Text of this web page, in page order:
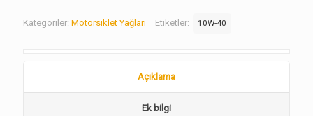
Kategoriler: Motorsiklet Yağları Etiketler: 10W-40
Açıklama
Ek bilgi